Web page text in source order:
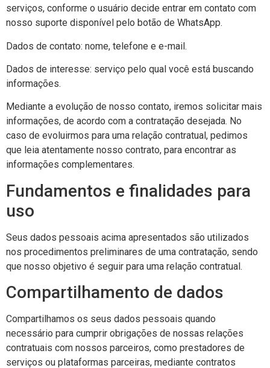
serviços, conforme o usuário decide entrar em contato com
nosso suporte disponível pelo botão de WhatsApp.
Dados de contato: nome, telefone e e-mail.
Dados de interesse: serviço pelo qual você está buscando
informações.
Mediante a evolução de nosso contato, iremos solicitar mais
informações, de acordo com a contratação desejada. No
caso de evoluirmos para uma relação contratual, pedimos
que leia atentamente nosso contrato, para encontrar as
informações complementares.
Fundamentos e finalidades para
uso
Seus dados pessoais acima apresentados são utilizados
nos procedimentos preliminares de uma contratação, sendo
que nosso objetivo é seguir para uma relação contratual.
Compartilhamento de dados
Compartilhamos os seus dados pessoais quando
necessário para cumprir obrigações de nossas relações
contratuais com nossos parceiros, como prestadores de
serviços ou plataformas parceiras, mediante contratos